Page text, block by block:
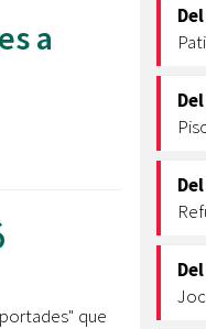
Mercats
Webs
a
que
Del
Del
Del
Del